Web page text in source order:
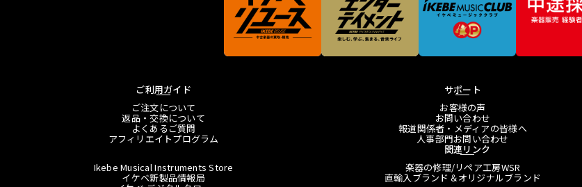
ご利用ガイド
ご注文について
返品・交換について
よくあるご質問
アフィリエイトプログラム
サポート
お客様の声
お問い合わせ
報道関係者・メディアの皆様へ
人事部門お問い合わせ
関連リンク
Ikebe Musical Instruments Store
イケベ新製品情報局
楽器の修理/リペア工房WSR
直輸入ブランド＆オリジナルブランド